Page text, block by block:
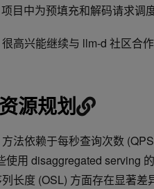
目中为预填充和解码请求调
高兴能继续与 llm-d 社区合
源规划
法依赖于每秒查询次数
使用 disaggregated serving
长度 (OSL) 方面存在显著